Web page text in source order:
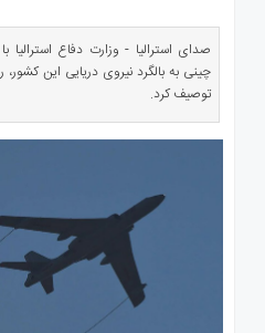
صدای استرالیا - وزارت دفاع
چینی به بالگرد نیروی دریایی این کشور،
توصیف کرد.